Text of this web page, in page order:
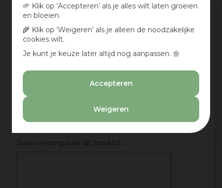
🌱 Klik op ‘Accepteren’ als je alles wilt laten groeien
en bloeien.
🌾 Klik op ‘Weigeren’ als je alleen de noodzakelijke
cookies wilt.
Je kunt je keuze later altijd nog aanpassen. 🌼
Accepteren
Weigeren
Schrijf een review en win een cadeaubon
Deel jouw ervaringen met dit product en maak
Mijn ervaring in één zin:
Jouw mening over dit product: